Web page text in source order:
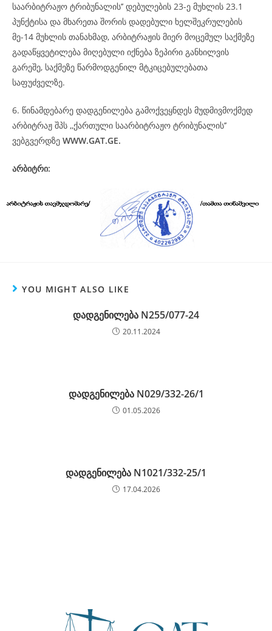
საარბიტრაჟო ტრიბუნალის’’ დებულების 23-ე მუხლის 23.1
პუნქტისა და მხარეთა შორის დადებული ხელშეკრულების
მე-14 მუხლის თანახმად, არბიტრაჟის მიერ მოცემულ საქმეზე
გადაწყვეტილება მიღებული იქნება ზეპირი განხილვის
გარეშე, საქმეზე წარმოდგენილ მტკიცებულებათა
საფუძველზე.
6. წინამდებარე დადგენილება გამოქვეყნდეს მუდმივმოქმედ
არბიტრაჟ შპს ,,ქართული საარბიტრაჟო ტრიბუნალის’’
ვებგვერდზე WWW.GAT.GE.
არბიტრი:
YOU MIGHT ALSO LIKE
დადგენილება N255/077-24
20.11.2024
დადგენილება N029/332-26/1
01.05.2026
დადგენილება N1021/332-25/1
17.04.2026